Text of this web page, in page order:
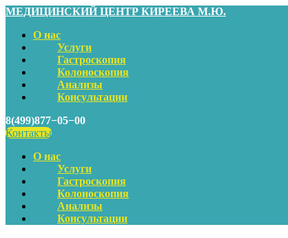
МЕДИЦИНСКИЙ ЦЕНТР КИРЕЕВА М.Ю.
О нас
Услуги
Гастроскопия
Колоноскопия
Анализы
Консультации
8(499)877−05−00
Контакты
О нас
Услуги
Гастроскопия
Колоноскопия
Анализы
Консультации